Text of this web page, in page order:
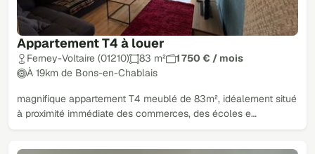
Appartement T4 à louer
Ferney-Voltaire (01210) 83 m²
1 750 € / mois
À 19km de Bons-en-Chablais
magnifique appartement T4 meublé de 83m², idéalement situé
à proximité immédiate des commerces, des écoles e…